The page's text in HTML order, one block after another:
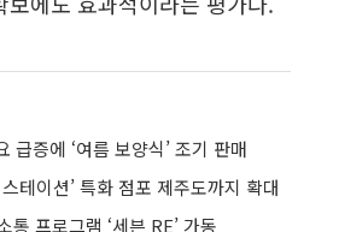
급증에 ‘여름 보양식’ 조기 판매
테이션’ 특화 점포 제주도까지 확대
통 프로그램 ‘세븐 RE’ 가동